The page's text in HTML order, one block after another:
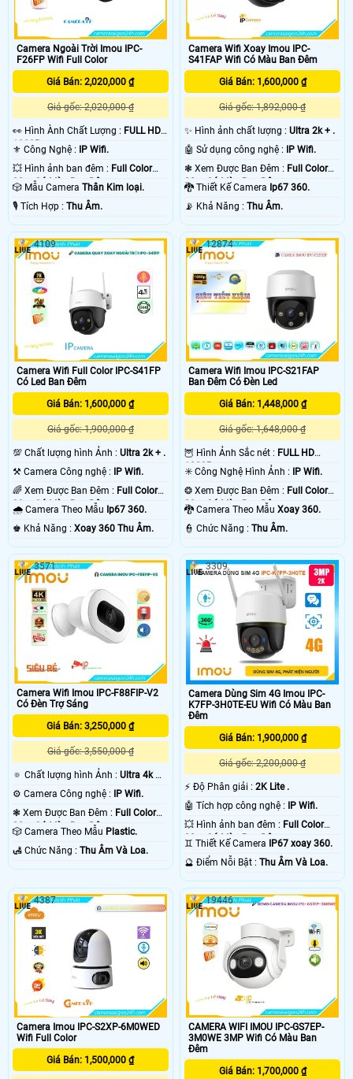
Camera Ngoài Trời Imou IPC-
F26FP Wifi Full Color
Giá Bán: 2,020,000 ₫
Giá gốc: 2,020,000 ₫
️👀 Hình Ành Chất Lượng : FULL HD
1080P .
⚜️ Công Nghệ : IP Wifi.
💥 Hình ảnh ban đêm : Full Color
30m Có Màu Ban Ðêm.
🎲 Mẫu Camera Thân Kim loại.
️🎙 Tích Hợp : Thu Âm.
Camera Wifi Xoay Imou IPC-
S41FAP Wifi Có Màu Ban Đêm
Giá Bán: 1,600,000 ₫
Giá gốc: 1,892,000 ₫
✨ Hình ảnh chất lượng :Ultra 2k + .
🤖️ Sử dụng công nghệ : IP Wifi.
❃ Xem Được Ban Đêm : Full Color
30m Có Màu Ban Ðêm.
🐉️ Thiết Kế Camera Ip67 360.
️📡 Khả Năng :Thu Âm.
Camera Wifi Full Color IPC-S41FP
Có Led Ban Đêm
Giá Bán: 1,600,000 ₫
Giá gốc: 1,900,000 ₫
💯 Chất lượng hình Ảnh : Ultra 2k + .
⚒ Camera Công nghệ :
IP Wifi.
🌈 Xem Được Ban Đêm : Full Color
30m Có Màu Ban Ðêm.
🌧️ Camera Theo Mẫu Ip67 360.
️♚ Khả Năng : Xoay 360 Thu Âm.
4109
Camera Wifi Imou IPC-S21FAP
Ban Đêm Có Đèn Led
Giá Bán: 1,448,000 ₫
Giá gốc: 1,648,000 ₫
🦉 Hình Ảnh Sắc nét : FULL HD
1080P .
✳️ Công Nghệ Hình Ảnh :
IP Wifi.
❂ Xem Được Ban Đêm : Full Color
30m Có Màu Ban Ðêm.
🐉️ Camera Theo MẫuXoay 360.
️👮 Chức Năng :Thu Âm.
12874
Camera Wifi Imou IPC-F88FIP-V2
Có Đèn Trợ Sáng
Giá Bán: 3,250,000 ₫
Giá gốc: 3,550,000 ₫
🔅 Chất lượng hình Ảnh : Ultra 4k 👍🏾
.
⚙ Camera Công nghệ :
IP Wifi.
❃ Xem Được Ban Đêm : Full Color
20m Có Màu Ban Ðêm.
🎲 Camera Theo Mẫu Plastic.
️🛃 Chức Năng : Thu Âm Và Loa.
3571
Camera Dùng Sim 4G Imou IPC-
K7FP-3H0TE-EU Wifi Có Màu Ban
Đêm
Giá Bán: 1,900,000 ₫
Giá gốc: 2,200,000 ₫
️⚡ Độ Phân giải :2K Lite .
🤖️ Tích hợp công nghệ :
IP Wifi.
💥 Hình ảnh ban đêm : Full Color
30m Có Màu Ban Ðêm.
♊ Thiết Kế Camera
IP67 xoay 360.
️🔮 Điểm Nỗi Bật :Thu Âm Và Loa.
3309
Camera Imou IPC-S2XP-6M0WED
Wifi Full Color
Giá Bán: 1,500,000 ₫
4387
CAMERA WIFI IMOU IPC-GS7EP-
3M0WE 3MP Wifi Có Màu Ban
Đêm
Giá Bán: 1,700,000 ₫
19446